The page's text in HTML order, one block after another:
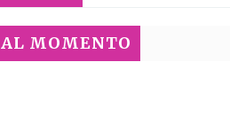
AL MOMENTO